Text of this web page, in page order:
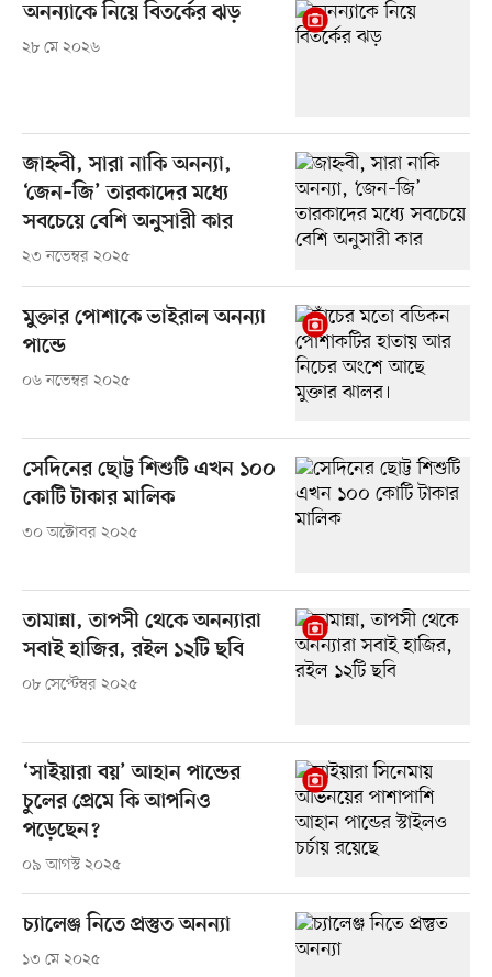
অনন্যাকে নিয়ে বিতর্কের ঝড়
২৮ মে ২০২৬
জাহ্নবী, সারা নাকি অনন্যা,
‘জেন–জি’ তারকাদের মধ্যে
সবচেয়ে বেশি অনুসারী কার
২৩ নভেম্বর ২০২৫
মুক্তার পোশাকে ভাইরাল অনন্যা
পান্ডে
০৬ নভেম্বর ২০২৫
সেদিনের ছোট্ট শিশুটি এখন ১০০
কোটি টাকার মালিক
৩০ অক্টোবর ২০২৫
তামান্না, তাপসী থেকে অনন্যারা
সবাই হাজির, রইল ১২টি ছবি
০৮ সেপ্টেম্বর ২০২৫
‘সাইয়ারা বয়’ আহান পান্ডের
চুলের প্রেমে কি আপনিও
পড়েছেন?
০৯ আগস্ট ২০২৫
চ্যালেঞ্জ নিতে প্রস্তুত অনন্যা
১৩ মে ২০২৫